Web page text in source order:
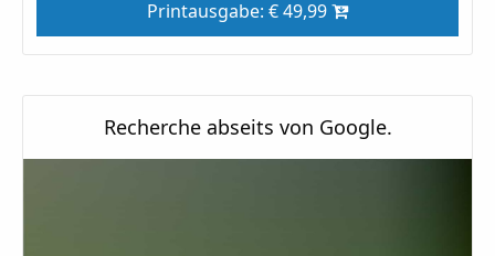
Printausgabe: € 49,99
Recherche abseits von Google.